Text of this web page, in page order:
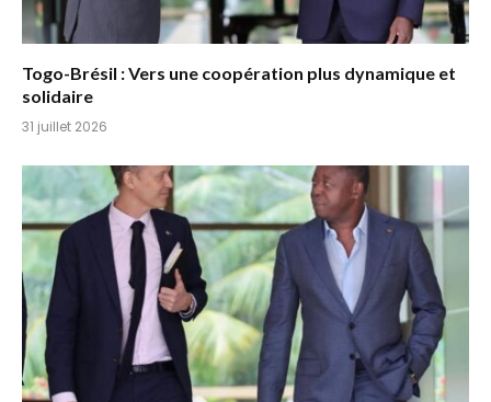
Togo-Brésil : Vers une coopération plus dynamique et
solidaire
31 juillet 2026